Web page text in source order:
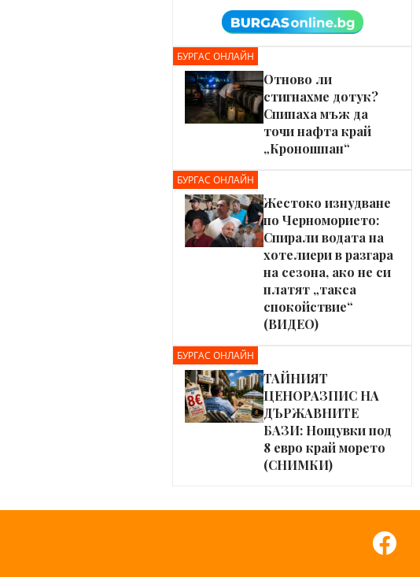
БУРГАС ОНЛАЙН
Отново ли
стигнахме дотук?
Спипаха мъж да
точи нафта край
„Кроношпан“
БУРГАС ОНЛАЙН
Жестоко изнудване
по Черноморието:
Спирали водата на
хотелиери в разгара
на сезона, ако не си
платят „такса
спокойствие“
(ВИДЕО)
БУРГАС ОНЛАЙН
ТАЙНИЯТ
ЦЕНОРАЗПИС НА
ДЪРЖАВНИТЕ
БАЗИ: Нощувки под
8 евро край морето
(СНИМКИ)